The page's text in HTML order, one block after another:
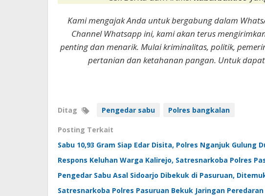
Kami mengajak Anda untuk bergabung dalam
Channel Whatsapp ini, kami akan terus
penting dan menarik. Mulai kriminalitas, politik,
pertanian dan ketahanan pangan. Untuk
Ditag Pengedar sabu Polres bangkalan
Posting Terkait
Sabu 10,93 Gram Siap Edar Disita, Polres Nganjuk Gulung
Respons Keluhan Warga Kalirejo, Satresnarkoba Polres
Pengedar Sabu Asal Sidoarjo Dibekuk di Pasuruan,
Satresnarkoba Polres Pasuruan Bekuk Jaringan